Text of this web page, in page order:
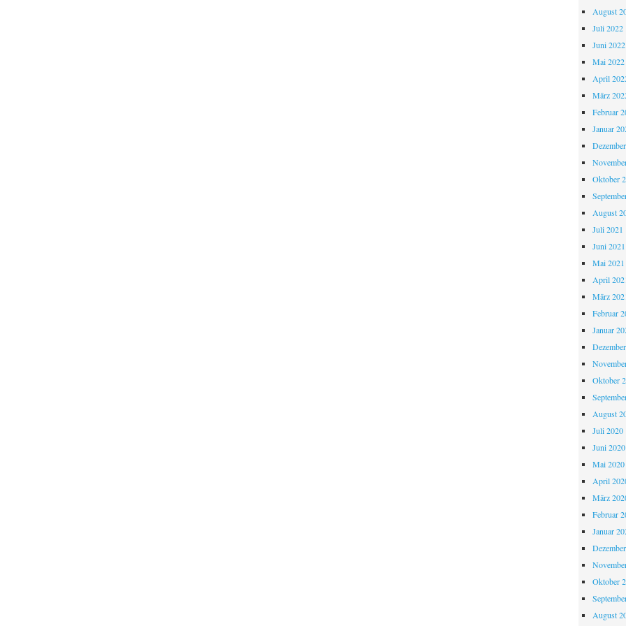
August
Juli 2022
Juni 2022
Mai 2022
April
März
Februar
Januar
Oktober
August
Juli 2021
Juni 2021
Mai 2021
April
März
Februar
Januar
Oktober
August
Juli 2020
Juni 2020
Mai 2020
April
März
Februar
Januar
Oktober
August